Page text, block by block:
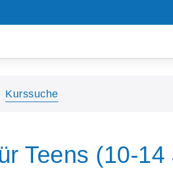
Kurssuche
Teens (10-14